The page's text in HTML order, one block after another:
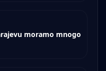
moramo mnogo